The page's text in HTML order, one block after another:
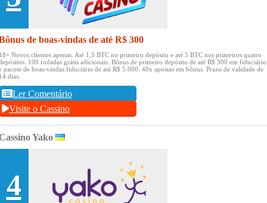
de boas-vindas de até R$ 300
Novos clientes apenas. Até 1,5 BTC no primeiro depósito e até 5 BTC nos primeiros quatro
100 rodadas grátis adicionais. Bônus de primeiro depósito de até R$ 300 em fiduciário
pacote de boas-vindas fiduciário de até R$ 5.000. 40x apostas em bônus. Prazo de validade de
dias.
Ler Comentário
Visite o Cassino
Yako
4